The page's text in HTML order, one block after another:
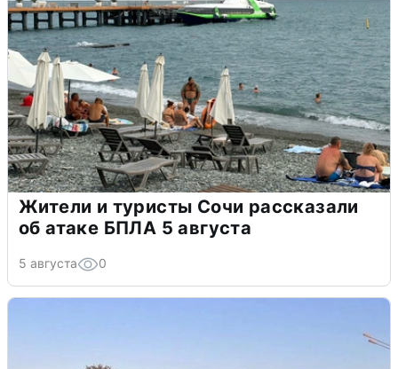
Жители и туристы Сочи рассказали
об атаке БПЛА 5 августа
5 августа 0